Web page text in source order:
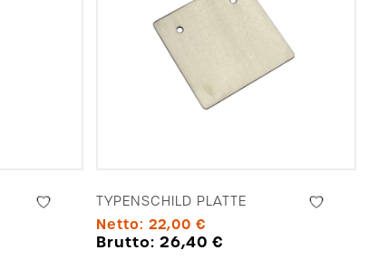
TYPENSCHILD PLATTE
Netto: 22,00 €
Brutto: 26,40€